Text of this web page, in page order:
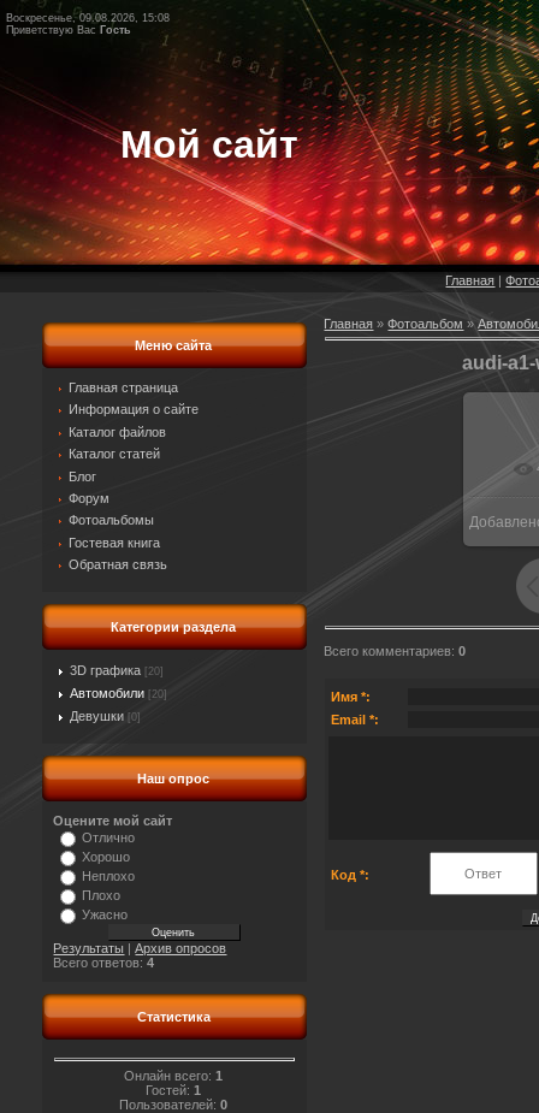
Воскресенье, 09.08.2026, 15:08
Приветствую Вас Гость
Мой сайт
Главная |
Меню сайта
Главная страница
Информация о сайте
Каталог файлов
Каталог статей
Блог
Форум
Фотоальбомы
Гостевая книга
Обратная связь
Категории раздела
3D графика [20]
Автомобили [20]
Девушки [0]
Наш опрос
Оцените мой сайт
Отлично
Хорошо
Неплохо
Плохо
Ужасно
Результаты |Архив опросов
Всего ответов:4
Статистика
Онлайн всего:1
Гостей:1
Пользователей:0
Главная »Фотоальбом »
audi-
Всего комментариев:0
Имя *:
Email *:
Код *: